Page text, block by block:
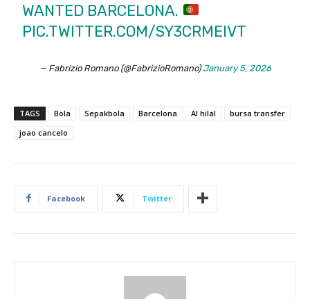
WANTED BARCELONA.
PIC.TWITTER.COM/SY3CRMEIVT
— Fabrizio Romano (@FabrizioRomano)January 5, 2026
TAGS Bola Sepakbola Barcelona Al hilal
bursa transfer
joao cancelo
Facebook Twitter